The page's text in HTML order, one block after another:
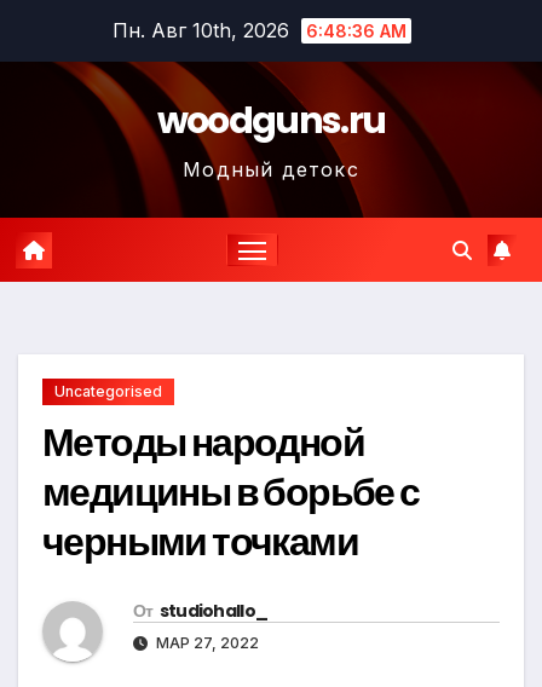
содержимому
Пн. Авг 10th, 2026 6:48:37 AM
woodguns.ru
Модный детокс
Uncategorised
Методы народной
медицины в борьбе с
черными точками
От studiohallo_
МАР 27, 2022